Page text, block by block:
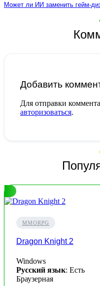
Может ли ИИ заменить гейм-
Добавить
Для отправки
авторизоваться.
MMORPG
Dragon Knight 2
Windows
Русский язык: Есть
Браузерная